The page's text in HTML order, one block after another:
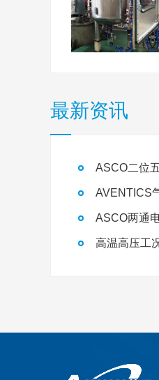
最新资讯
ASCO二位
ASCO两通
高温高压工